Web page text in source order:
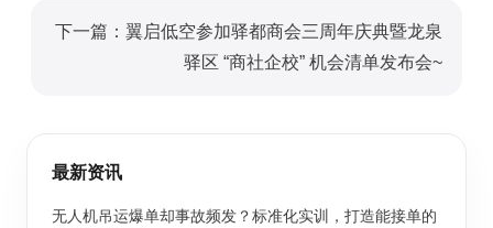
下一篇：翼启低空参加驿都商会三周年庆典暨龙泉
驿区 “商社企校” 机会清单发布会~
最新资讯
无人机吊运爆单却事故频发？标准化实训，打造能接单的